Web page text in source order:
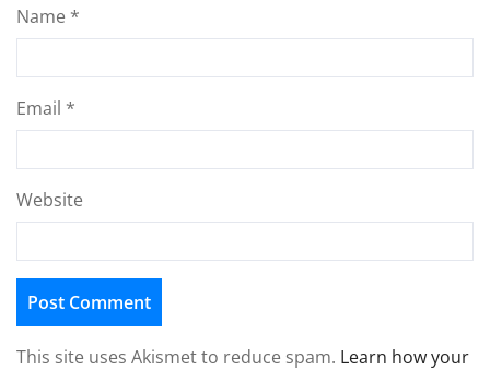
Name *
Email *
Website
This site uses Akismet to reduce spam. Learn how your